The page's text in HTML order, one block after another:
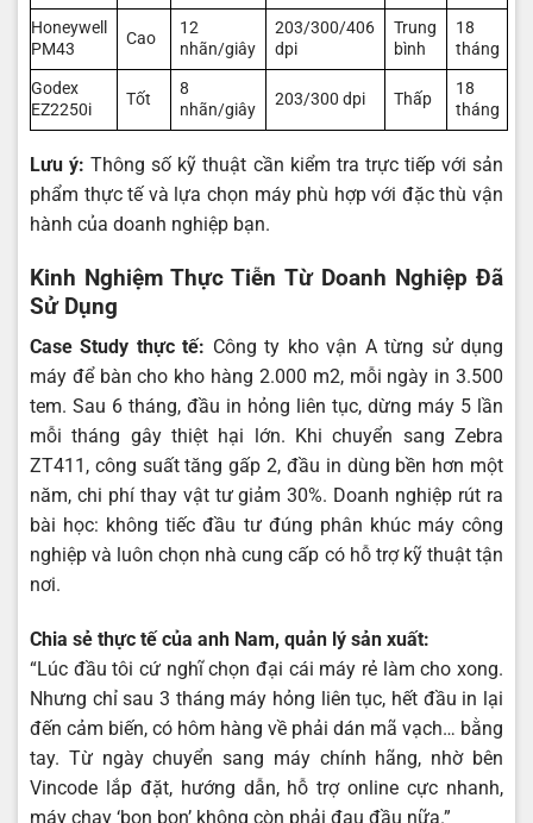
Honeywell
PM43
Cao
12
nhãn/giây
203/300/406
dpi
Trung
bình
18
tháng
Godex
EZ2250i
Tốt
8
nhãn/giây
203/300 dpi Thấp
18
tháng
Lưu ý: Thông số kỹ thuật cần kiểm tra trực tiếp với sản
phẩm thực tế và lựa chọn máy phù hợp với đặc thù vận
hành của doanh nghiệp bạn.
Kinh Nghiệm Thực Tiễn Từ Doanh Nghiệp Đã
Sử Dụng
Case Study thực tế: Công ty kho vận A từng sử dụng
máy để bàn cho kho hàng 2.000 m2, mỗi ngày in 3.500
tem. Sau 6 tháng, đầu in hỏng liên tục, dừng máy 5 lần
mỗi tháng gây thiệt hại lớn. Khi chuyển sang Zebra
ZT411, công suất tăng gấp 2, đầu in dùng bền hơn một
năm, chi phí thay vật tư giảm 30%. Doanh nghiệp rút ra
bài học: không tiếc đầu tư đúng phân khúc máy công
nghiệp và luôn chọn nhà cung cấp có hỗ trợ kỹ thuật tận
nơi.
Chia sẻ thực tế của anh Nam, quản lý sản xuất:
“Lúc đầu tôi cứ nghĩ chọn đại cái máy rẻ làm cho xong.
Nhưng chỉ sau 3 tháng máy hỏng liên tục, hết đầu in lại
đến cảm biến, có hôm hàng về phải dán mã vạch… bằng
tay. Từ ngày chuyển sang máy chính hãng, nhờ bên
Vincode lắp đặt, hướng dẫn, hỗ trợ online cực nhanh,
máy chạy ‘bon bon’ không còn phải đau đầu nữa.”